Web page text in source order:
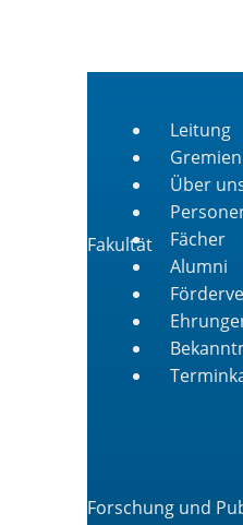
Fakultät
Leitung
Über
Fächer
Alumni
Forschung und